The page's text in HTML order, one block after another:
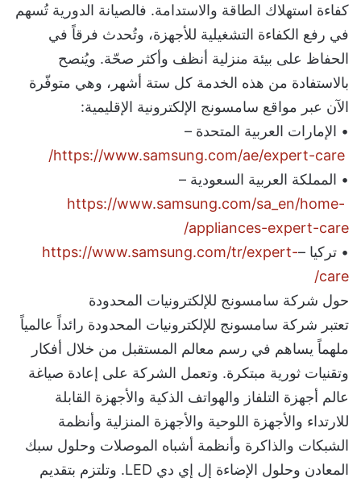
كفاءة استهلاك الطاقة والاستدامة. فالصيانة الدورية تُسهم
في رفع الكفاءة التشغيلية للأجهزة، وتُحدث فرقاً في
الحفاظ على بيئة منزلية أنظف وأكثر صحّة. ويُنصح
بالاستفادة من هذه الخدمة كل ستة أشهر، وهي متوفّرة
الآن عبر مواقع سامسونج الإلكترونية الإقليمية:
• الإمارات العربية المتحدة –
https://www.samsung.com/ae/expert-care/
• المملكة العربية السعودية –
https://www.samsung.com/sa_en/home-
appliances-expert-care/
• تركيا –https://www.samsung.com/tr/expert-
care/
حول شركة سامسونج للإلكترونيات المحدودة
تعتبر شركة سامسونج للإلكترونيات المحدودة رائداً عالمياً
ملهماً يساهم في رسم معالم المستقبل من خلال أفكار
وتقنيات ثورية مبتكرة. وتعمل الشركة على إعادة صياغة
عالم أجهزة التلفاز والهواتف الذكية والأجهزة القابلة
للارتداء والأجهزة اللوحية والأجهزة المنزلية وأنظمة
الشبكات والذاكرة وأنظمة أشباه الموصلات وحلول سبك
المعادن وحلول الإضاءة إل إي دي LED. وتلتزم بتقديم